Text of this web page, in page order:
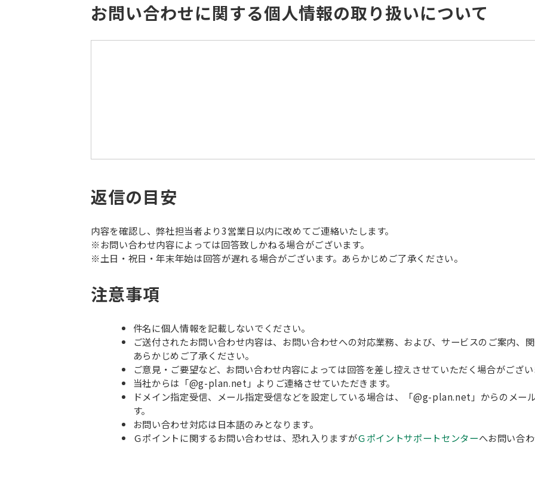
お問い合わせに関する個人情報の取り扱いについて
返信の目安
内容を確認し、弊社担当者より3営業日以内に改めてご連絡いたします。
※お問い合わせ内容によっては回答致しかねる場合がございます。
※土日・祝日・年末年始は回答が遅れる場合がございます。あらかじめご了承ください。
注意事項
件名に個人情報を記載しないでください。
ご送付されたお問い合わせ内容は、お問い合わせへの対応業務、および、サービスのご案内、
あらかじめご了承ください。
ご意見・ご要望など、お問い合わせ内容によっては回答を差し控えさせていただく場合がござい
当社からは「@g-plan.net」よりご連絡させていただきます。
ドメイン指定受信、メール指定受信などを設定している場合は、「@g-plan.net」からのメー
す。
お問い合わせ対応は日本語のみとなります。
Ｇポイントに関するお問い合わせは、恐れ入りますがＧポイントサポートセンターへお問い合